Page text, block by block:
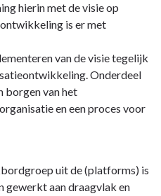
hierin met de visie op
is er met
van de visie tegelijk
Onderdeel
borgen van het
en een proces voor
uit de (platforms) is
gewerkt aan draagvlak en